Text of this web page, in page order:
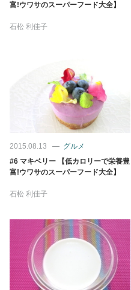
富!ウワサのスーパーフード大全】
石松 利佳子
2015.08.13
グルメ
#6 マキベリー 【低カロリーで栄養豊
富!ウワサのスーパーフード大全】
石松 利佳子